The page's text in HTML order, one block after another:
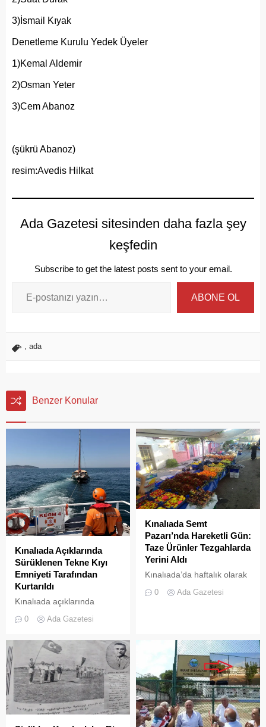
3)İsmail Kıyak
Denetleme Kurulu Yedek Üyeler
1)Kemal Aldemir
2)Osman Yeter
3)Cem Abanoz
(şükrü Abanoz)
resim:Avedis Hilkat
Ada Gazetesi sitesinden daha fazla şey
keşfedin
Subscribe to get the latest posts sent to your email.
ABONE OL
, ada
Benzer Konular
Kınalıada Açıklarında
Sürüklenen Tekne Kıyı
Emniyeti Tarafından
Kurtarıldı
Kınalıada açıklarında
denizde mahsur kalan bir
Müdürlüğü (KEGM)
ekiplerinin zamanında
müdahalesiyle kurtarıldı.
0 Ada Gazetesi
Kınalıada Semt
Pazarı’nda Hareketli Gün:
Taze Ürünler Tezgahlarda
Yerini Aldı
Kınalıada’da haftalık olarak
sakinleri ve ziyaretçilerin
0 Ada Gazetesi